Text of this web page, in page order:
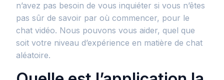
n’avez pas besoin de vous inquiéter si vous n’êtes
pas sûr de savoir par où commencer, pour le
chat vidéo. Nous pouvons vous aider, quel que
soit votre niveau d’expérience en matière de chat
aléatoire.